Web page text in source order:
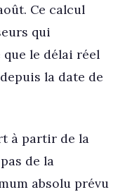
Ce calcul
qui
le délai réel
la date de
à partir de la
de la
absolu prévu